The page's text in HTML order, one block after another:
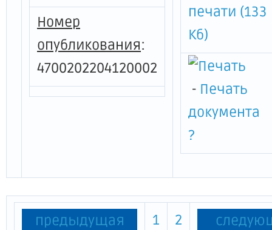
Номер
опубликования:
4700202204120002
печати (133
Кб)
- Печать
документа
?
предыдущая 1 2